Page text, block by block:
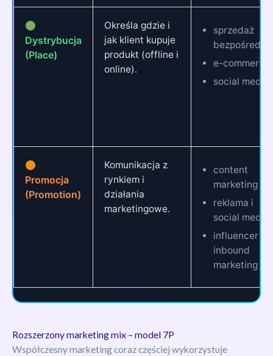
Dystrybucja
(Place)
Określa gdzie i
jak klient kupuje
produkt (offline i
online).
sprzedaż
e-commerce
social media
Promocja
(Promotion)
Komunikacja z
rynkiem i
działania
marketingowe.
content
marketing
reklama i
social media
influencer i
inbound
marketing
Rozszerzony marketing mix – model 7P
Współczesny marketing coraz częściej wykorzystuje